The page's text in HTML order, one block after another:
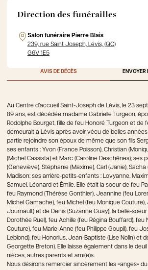
Direction des funérailles
Salon funéraire Pierre Blais
239, rue Saint Joseph, Lévis, (QC)
G6V 1E5
AVIS DE DÉCÈS
Au Centre d’accueil Saint-Joseph de Lévis, le 23
89 ans, est décédée madame Gabrielle Turgeon,
Rodolphe Bourget, fille de feu Honoré Turgeon et de
demeurait à Lévis après avoir vécu de belles
partie rejoindre son époux de même que son fils
ses enfants : Yvon (France Poisson), Christian
(Michel Cassista) et Marc (Caroline Deschênes); ses
(Geneviève), Stéphanie (Maxime), Carl (Janie),
Madison; ses arrière-petits-enfants : Lovyanne,
Samuel, Léonard et Émile. Elle était la soeur de feu
feu Raymond (Thérèse Gonthier), Jeannine (feu
Michel Gamache), feu Michel (feu Monique Couture),
Journault) et de Denis (Suzanne Guay); la belle-
Dorothée Ruel), feu Achille (feu Régina Bouffard), feu
Couture), feu Marie-Anne (feu Philippe Goupil), feu
Leblond), feu Honorius, Jean-Baptiste (Lise Nolin) et
Georgette Breton). Elle laisse également dans le
nièces, autres parents et ami(e)s.
Nous désirons remercier sincèrement les «anges»